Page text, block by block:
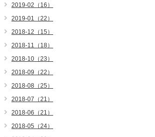
2019-02（16）
2019-01（22）
2018-12（15）
2018-11（18）
2018-10（23）
2018-09（22）
2018-08（25）
2018-07（21）
2018-06（21）
2018-05（24）